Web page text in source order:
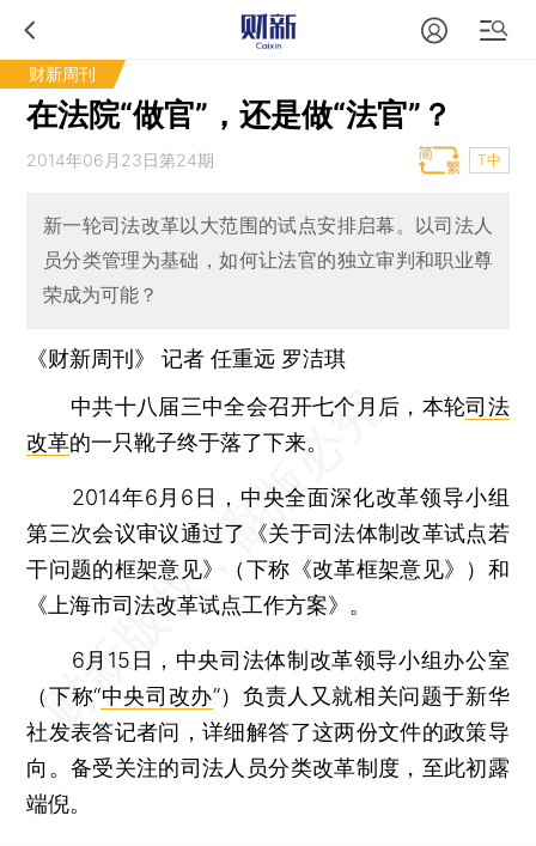
财新周刊
在法院“做官”，还是做“法官”？
2014年06月23日第24期 T中
新一轮司法改革以大范围的试点安排启幕。以司法人
员分类管理为基础，如何让法官的独立审判和职业尊
荣成为可能？
《财新周刊》 记者任重远 罗洁琪
中共十八届三中全会召开七个月后，本轮司法
改革的一只靴子终于落了下来。
2014年6月6日，中央全面深化改革领导小组
第三次会议审议通过了《关于司法体制改革试点若
干问题的框架意见》（下称《改革框架意见》）和
《上海市司法改革试点工作方案》。
6月15日，中央司法体制改革领导小组办公室
（下称“中央司改办”）负责人又就相关问题于新华
社发表答记者问，详细解答了这两份文件的政策导
向。备受关注的司法人员分类改革制度，至此初露
端倪。